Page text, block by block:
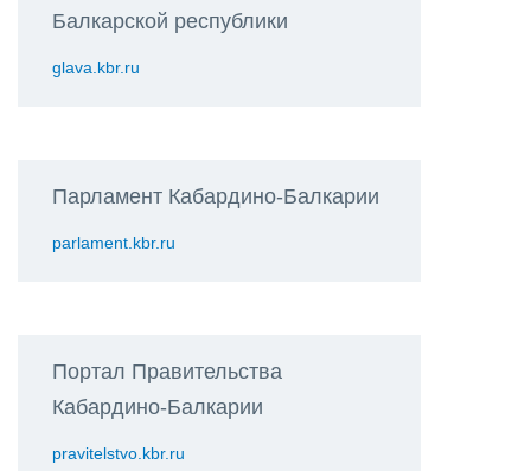
Балкарской республики
glava.kbr.ru
Парламент Кабардино-Балкарии
parlament.kbr.ru
Портал Правительства
Кабардино-Балкарии
pravitelstvo.kbr.ru